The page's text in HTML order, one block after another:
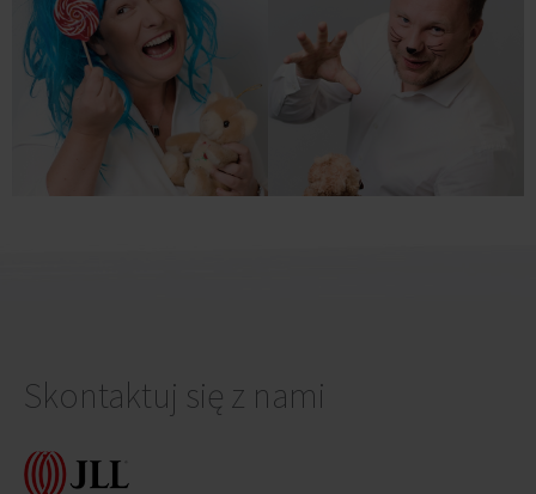
Skontaktuj się z nami